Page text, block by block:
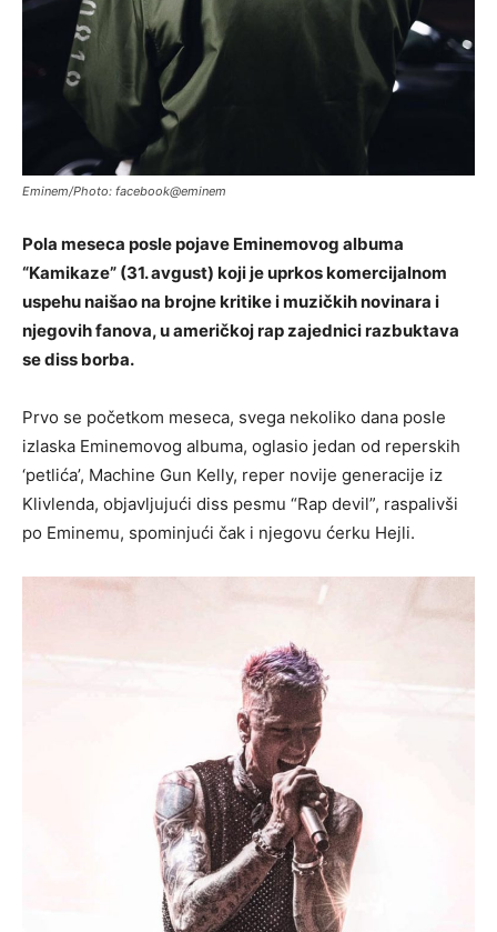
Eminem/Photo: facebook@eminem
Pola meseca posle pojave Eminemovog albuma
“Kamikaze” (31. avgust) koji je uprkos komercijalnom
uspehu naišao na brojne kritike i muzičkih novinara i
njegovih fanova, u američkoj rap zajednici razbuktava
se diss borba.
Prvo se početkom meseca, svega nekoliko dana posle
izlaska Eminemovog albuma, oglasio jedan od reperskih
‘petlića’, Machine Gun Kelly, reper novije generacije iz
Klivlenda, objavljujući diss pesmu “Rap devil”, raspalivši
po Eminemu, spominjući čak i njegovu ćerku Hejli.